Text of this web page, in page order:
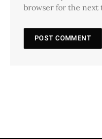
browser for the next